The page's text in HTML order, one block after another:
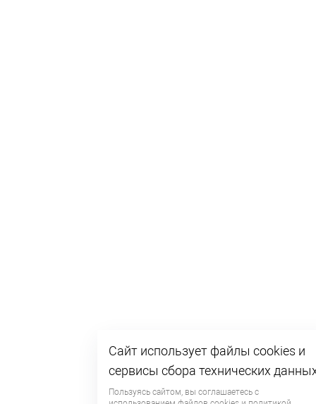
Сайт использует файлы cookies и
сервисы сбора технических
Пользуясь сайтом, вы соглашаетесь с